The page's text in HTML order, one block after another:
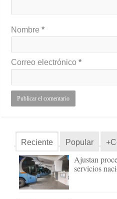
Nombre*
Correo electrónico*
Reciente Popular
Ajustan
servicios